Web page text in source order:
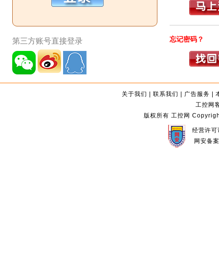
第三方账号直接登录 忘记密码？
关于我们 |联系我们 | 广告服务 |
工控网
版权所有 工控网
经营许
网安备